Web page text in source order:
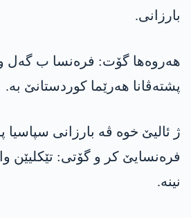
بارزانی.
هه‌روه‌ها گۆت: فره‌نسا ب گه‌ل
پشته‌ڤانا هه‌رێما كوردستانێ به‌.
ژ ئالیێ خوه‌ ڤه‌ بارزانی سپاسیا
فره‌نسایێ كر و گۆتی: تێكلیێن
نینه‌.